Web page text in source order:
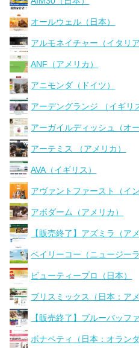
オールウェル（日本）
アルモネイチャー（イタリア
ANF（アメリカ）
アニモンダ（ドイツ）
アーデングランジ （イギリ
アーガイルディッシュ（オ
アーテミス （アメリカ）
AVA（イギリス）
アヴァントファースト（イン
アボダーム（アメリカ）
【販売終了】アズミラ（ア
ベイリーコー（ニュージーラ
ビューティープロ（日本）
ブリスミックス（日本：アメ
【販売終了】ブルーバッフ
ボナペティ（日本：オランダ